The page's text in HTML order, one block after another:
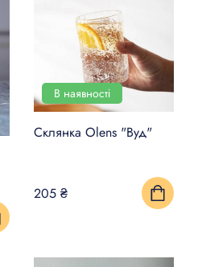
В наявності
Склянка Olens "Вуд"
205 ₴